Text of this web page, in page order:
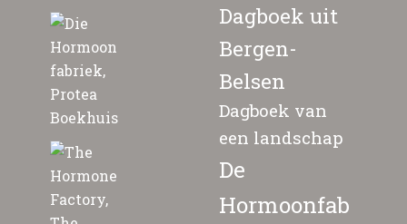
Dagboek uit
Bergen-
Belsen
Dagboek van
een landschap
De
Hormoonfab